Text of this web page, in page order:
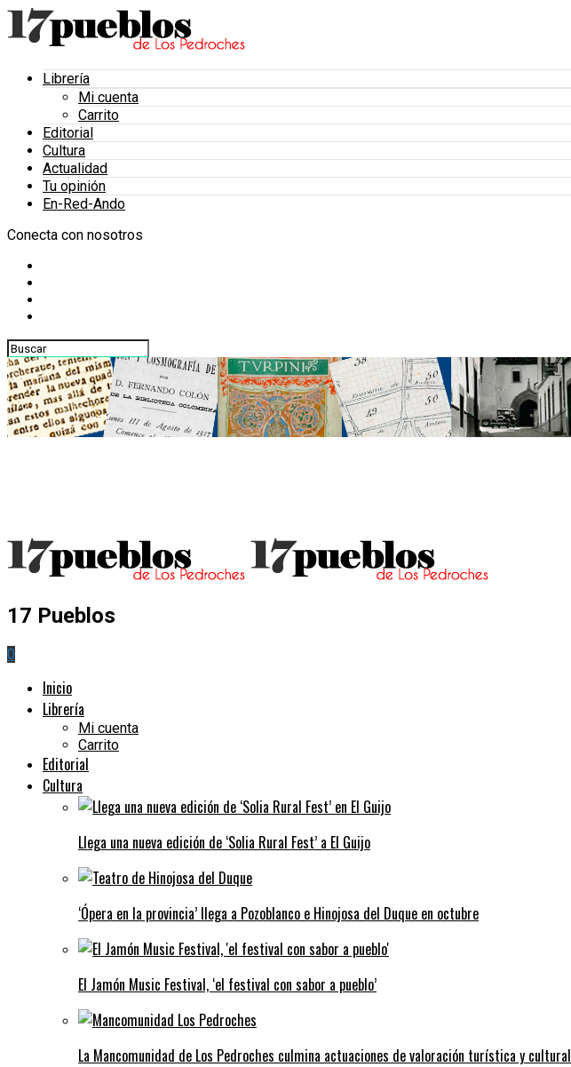
Librería
Mi cuenta
Carrito
Editorial
Cultura
Actualidad
Tu opinión
En-Red-Ando
Conecta con nosotros
17 Pueblos
0
Inicio
Librería
Mi cuenta
Carrito
Editorial
Cultura
Llega una nueva edición de ‘Solia Rural Fest’ a El Guijo
‘Ópera en la provincia’ llega a Pozoblanco e Hinojosa del Duque en octubre
El Jamón Music Festival, ‘el festival con sabor a pueblo’
La Mancomunidad de Los Pedroches culmina actuaciones de valoración turística y cultural